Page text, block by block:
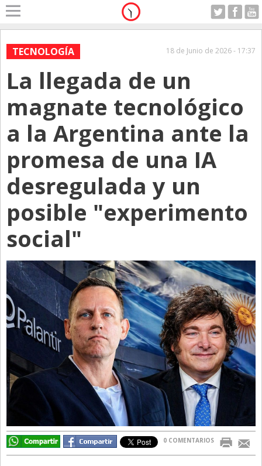
Home
A Motor
Anticipo
Campo
Carrera & Emprendedores
Club House
Con Estilo
De Bolsillo
Diarios de Argentina
Directivos
Ecología y Ambiente
Economía
El Experto
El Innovador
El Precio Que Yo Ví
Entrevista
Entrevista Exclusiva
Finanzas
Viernes 07.08.2026
TECNOLOGÍA 18 de Junio de 2026 - 17:37
La llegada de un
magnate tecnológico
a la Argentina ante la
promesa de una IA
desregulada y un
posible "experimento
social"
0 COMENTARIOS